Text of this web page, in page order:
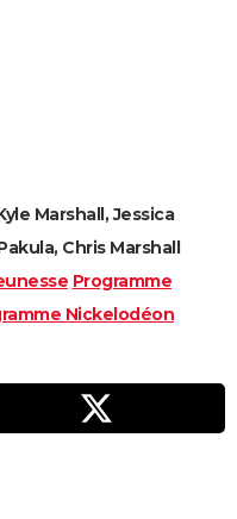
Marshall, Jessica
Chris Marshall
Programme
Nickelodéon